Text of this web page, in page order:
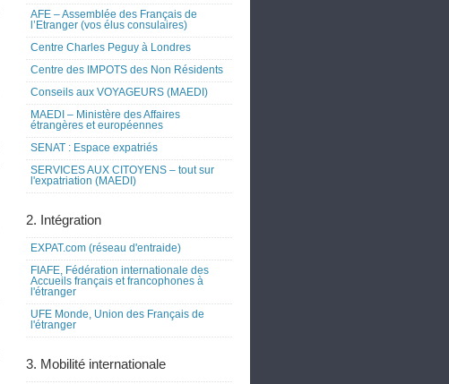
AFE – Assemblée des Français de
l’Etranger (vos élus consulaires)
Centre Charles Peguy à Londres
Centre des IMPOTS des Non Résidents
Conseils aux VOYAGEURS (MAEDI)
MAEDI – Ministère des Affaires
étrangères et européennes
SENAT : Espace expatriés
SERVICES AUX CITOYENS – tout sur
l'expatriation (MAEDI)
2. Intégration
EXPAT.com (réseau d'entraide)
FIAFE, Fédération internationale des
Accueils français et francophones à
l'étranger
UFE Monde, Union des Français de
l'étranger
3. Mobilité internationale